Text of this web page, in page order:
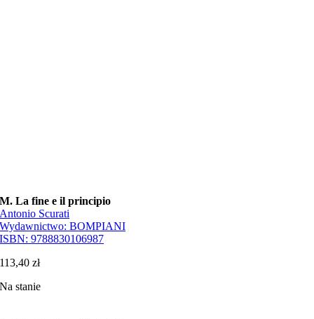
M. La fine e il principio
Antonio Scurati
Wydawnictwo:BOMPIANI
ISBN:9788830106987
113,40zł
Na stanie